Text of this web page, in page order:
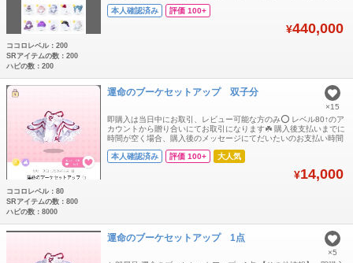
夢を彷徨うネグリジェ くま抱っこパーカーワンピ くまリボン輪っ
本人確認済み 評価 100+
¥440,000
ココロレベル：200
SRアイテムの数：200
ハピの数：200
運命のブーケセットアップ 双子分
即購入は当日中にお取引、レビュー可能な方のみ⭕️ レベル80↑のア
カウントから贈り合いにてお取引になります☘️ 購入後支払いまでに
時間が空く場合、購入後のメッセージにてだいたいのお支払い時間
本人確認済み
評価 100+ 大人気
¥14,000
×15
ココロレベル：80
SRアイテムの数：800
ハピの数：8000
運命のブーケセットアップ 1点
×5